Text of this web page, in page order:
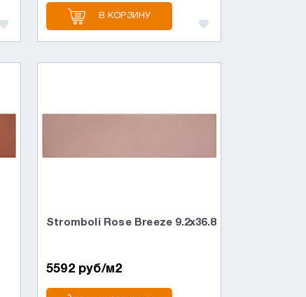
В КОРЗИНУ
Stromboli Rose Breeze 9.2x36.8
5592 руб/м2